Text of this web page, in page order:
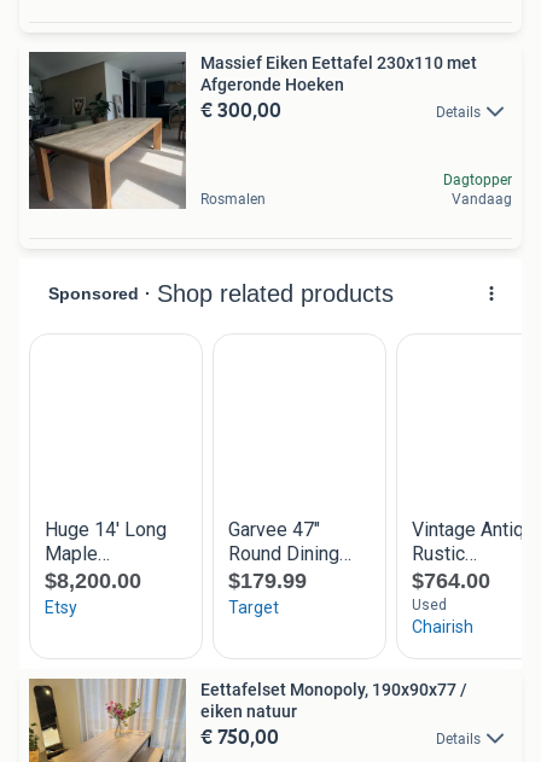
Massief Eiken Eettafel 230x110 met
Afgeronde Hoeken
€ 300,00 Details
Rosmalen
Dagtopper
Vandaag
Eettafelset Monopoly, 190x90x77 /
eiken natuur
€ 750,00 Details